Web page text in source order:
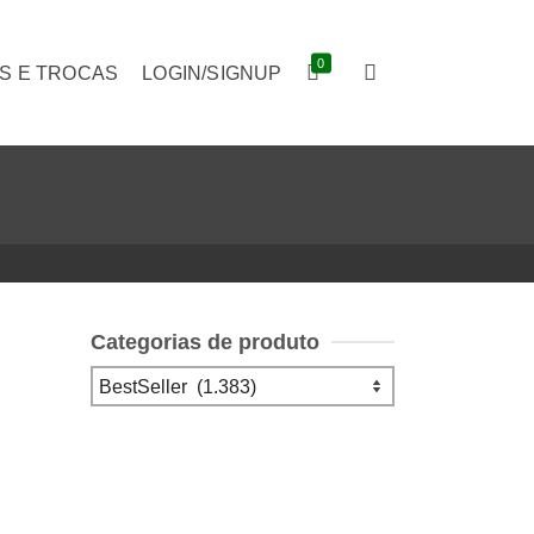
E TROCAS LOGIN/SIGNUP 0
Categorias de produto